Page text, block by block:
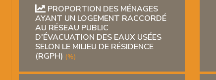
PROPORTION DES MÉNAGES
AYANT UN LOGEMENT RACCORDÉ
AU RÉSEAU PUBLIC
D'ÉVACUATION DES EAUX USÉES
SELON LE MILIEU DE RÉSIDENCE
(RGPH) (%)